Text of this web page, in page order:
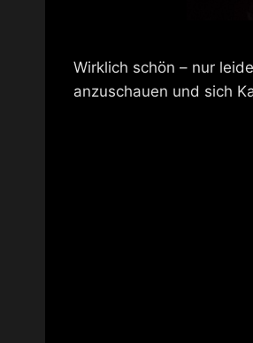
Wirklich schön – nur
anzuschauen und sich